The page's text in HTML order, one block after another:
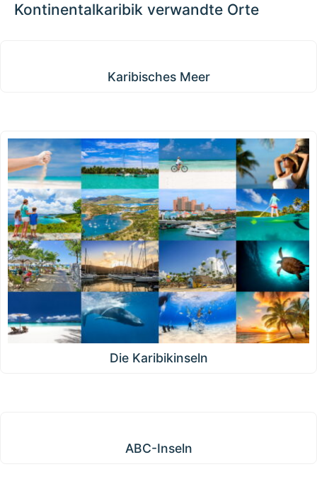
Kontinentalkaribik verwandte Orte
Karibisches Meer
Die Karibikinseln
ABC-Inseln